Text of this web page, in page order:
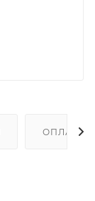
ОПЛАТА